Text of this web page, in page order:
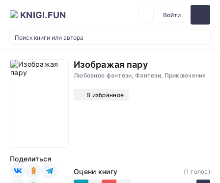
KNIGI.FUN Войти
Изображая пару
Любовное фэнтези, Фэнтези, Приключения
В избранное
Оцени книгу
(1 голос)
Поделиться